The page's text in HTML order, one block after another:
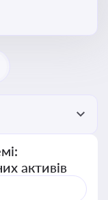
як
активів